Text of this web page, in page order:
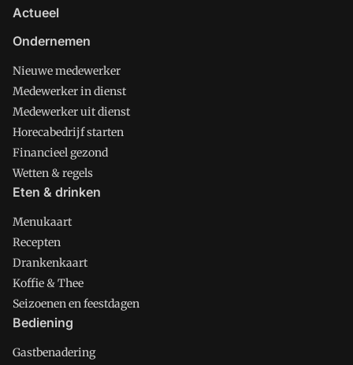
Actueel
Ondernemen
Nieuwe medewerker
Medewerker in dienst
Medewerker uit dienst
Horecabedrijf starten
Financieel gezond
Wetten & regels
Eten & drinken
Menukaart
Recepten
Drankenkaart
Koffie & Thee
Seizoenen en feestdagen
Bediening
Gastbenadering